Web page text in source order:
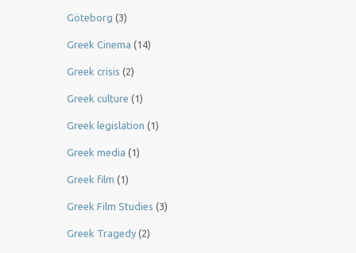
Göteborg (3)
Greek Cinema (14)
Greek crisis (2)
Greek culture (1)
Greek legislation (1)
Greek media (1)
Greek film (1)
Greek Film Studies (3)
Greek Tragedy (2)